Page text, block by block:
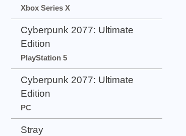
Xbox Series X
Cyberpunk 2077: Ultimate
Edition
PlayStation 5
Cyberpunk 2077: Ultimate
Edition
PC
Stray